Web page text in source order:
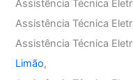
Assistência Técnica
Assistência Técnica
Assistência Técnica
Limão,